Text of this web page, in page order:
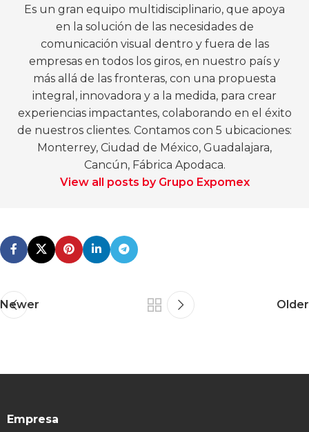
Es un gran equipo multidisciplinario, que apoya
en la solución de las necesidades de
comunicación visual dentro y fuera de las
empresas en todos los giros, en nuestro país y
más allá de las fronteras, con una propuesta
integral, innovadora y a la medida, para crear
experiencias impactantes, colaborando en el éxito
de nuestros clientes. Contamos con 5 ubicaciones:
Monterrey, Ciudad de México, Guadalajara,
Cancún, Fábrica Apodaca.
View all posts by Grupo Expomex
Newer Older
Empresa